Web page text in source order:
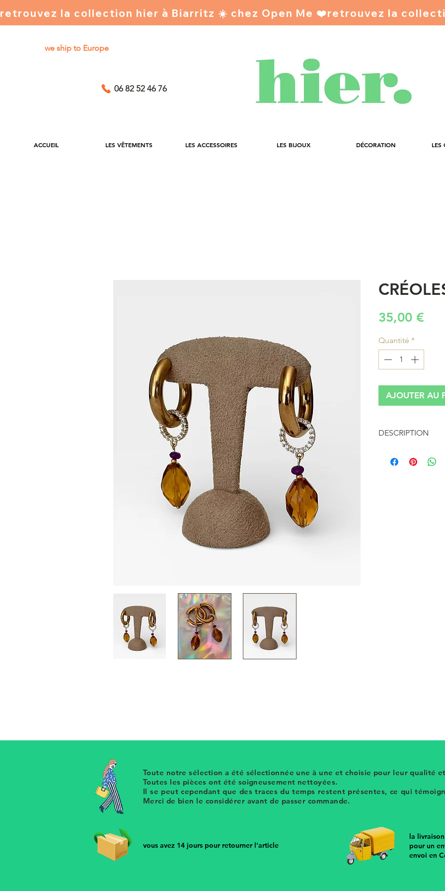
retrouvez la collection hier à Biarritz ☀️ chez Open Me ❤️
we ship to Europe
06 82 52 46 76
ACCUEIL LES VÊTEMENTS LES ACCESSOIRES LES BIJOUX DÉCORATION LES
35,00 €
Quantité *
AJOUTER AU
DESCRIPTION
facettées vintage.
Toute notre sélection a été sélectionnée une à une et choisie pour leur qualité
Toutes les pièces ont été soigneusement nettoyées.
Il se peut cependant que des traces du temps restent présentes, ce qui
Merci de bien le considérer avant de passer commande.
vous avez 14 jours pour retourner l'article
la
pour un
envoi en